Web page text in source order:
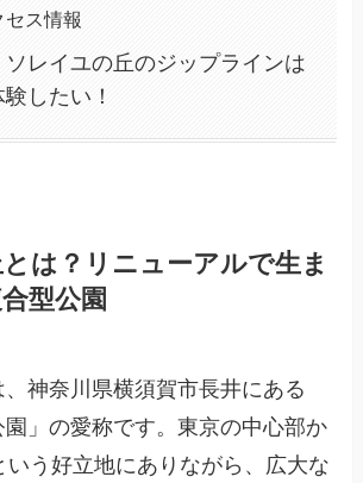
セス情報
ソレイユの丘のジップラインは
したい！
は？リニューアルで生ま
型公園
神奈川県横須賀市長井にある
園」の愛称です。東京の中心部か
いう好立地にありながら、広大な